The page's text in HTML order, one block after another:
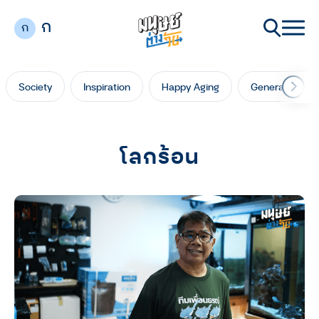
ก ก
Society Inspiration Happy Aging Generation
โลกร้อน